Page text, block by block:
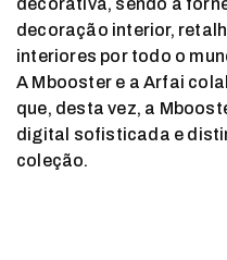
decorativa, sendo a
decoração interior,
interiores por todo o
A Mbooster e a Arfai
que, desta vez, a
digital sofisticada e
coleção.